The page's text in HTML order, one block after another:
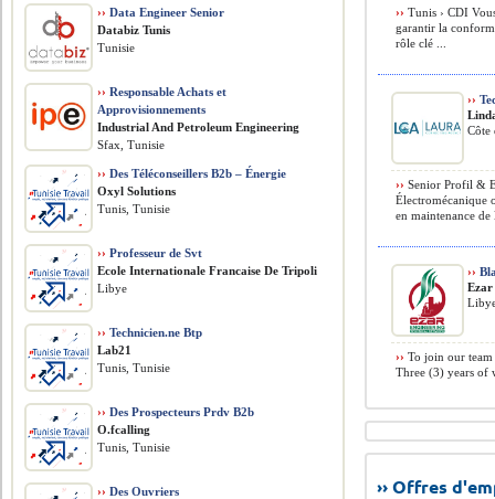
›› Tunis › CDI
garantir la
rôle clé ...
››
›› Senior Profil &
Électromécanique
en maintenance
››
Ezar
›› To join our team
Three (3) years of
›› Offres
›› Data Engineer Senior
Databiz Tunis
Tunisie
›› Responsable Achats et
Approvisionnements
​Industrial And Petroleum Engineering
Sfax, Tunisie
›› Des Téléconseillers B2b – Énergie
Oxyl Solutions
Tunis, Tunisie
›› Professeur de Svt
Ecole Internationale Francaise De Tripoli
Libye
›› Technicien.ne Btp
Lab21
Tunis, Tunisie
›› Des Prospecteurs Prdv B2b
O.fcalling
Tunis, Tunisie
›› Des Ouvriers